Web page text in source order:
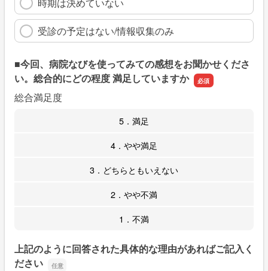
受診の予定はない/情報収集のみ
■今回、病院なびを使ってみての感想をお聞かせくださ
い。総合的にどの程度 満足していますか
総合満足度
5．満足
4．やや満足
3．どちらともいえない
2．やや不満
1．不満
上記のように回答された具体的な理由があればご記入く
ださい